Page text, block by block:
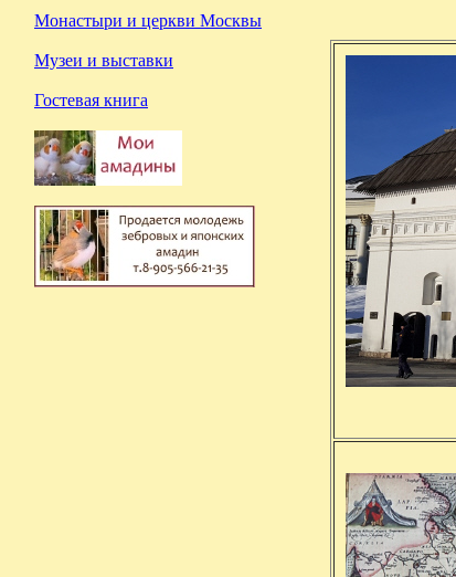
Монастыри и церкви Москвы
Музеи и выставки
Гостевая книга